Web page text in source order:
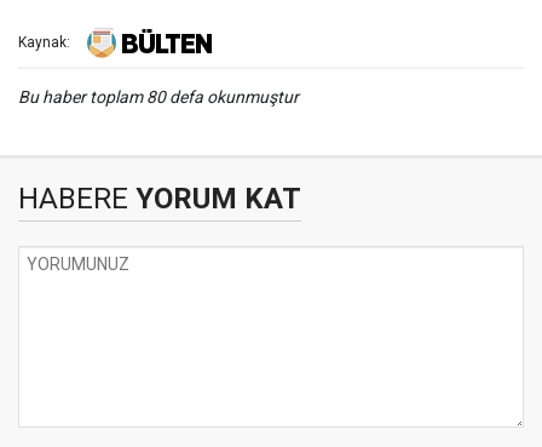
Kaynak:
Bu haber toplam 80 defa okunmuştur
HABERE YORUM KAT